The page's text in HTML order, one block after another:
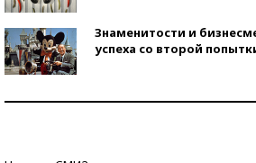
Знаменитости и
успеха со второй